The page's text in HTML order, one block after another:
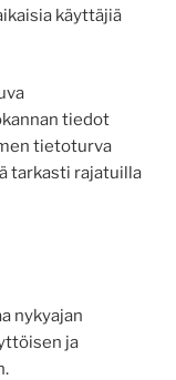
käyttäjiä
tiedot
tietoturva
tarkasti rajatuilla
nykyajan
ja